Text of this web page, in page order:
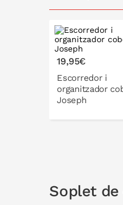
19,95€
Escorredor i
organitzador
Joseph
Soplet